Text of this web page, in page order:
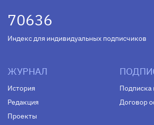
70636
Индекс для индивидуальных подписчиков
ЖУРНАЛ
История
Редакция
Проекты
Подписка
Договор